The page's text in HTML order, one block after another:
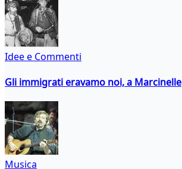
Idee e Commenti
Gli immigrati eravamo noi, a Marcinelle
Musica